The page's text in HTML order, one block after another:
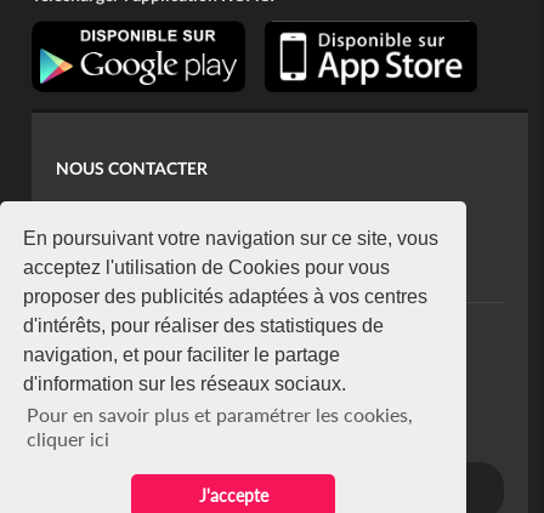
En poursuivant votre navigation sur ce site, vous
acceptez l'utilisation de Cookies pour vous
proposer des publicités adaptées à vos centres
d'intérêts, pour réaliser des statistiques de
navigation, et pour faciliter le partage
d'information sur les réseaux sociaux.
Pour en savoir plus et paramétrer les cookies,
cliquer ici
J'accepte
NOUS CONTACTER
koaci@yahoo.fr
+225 07 08 85 52 93
NEWSLETTER
Restez connecté via notre newsletter
S'abonner
Se désabonner